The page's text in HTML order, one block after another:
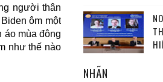
người thân
ôm một
áo mùa đông
như thế nào
NHÃN